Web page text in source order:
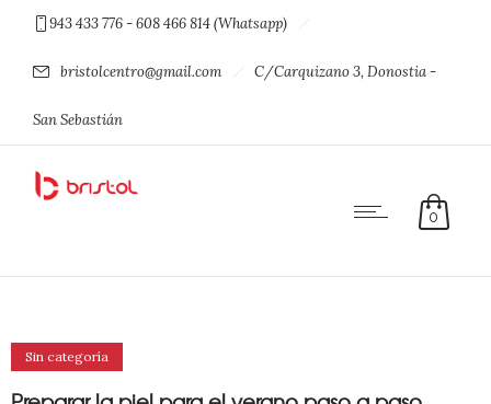
943 433 776 - 608 466 814 (Whatsapp)
bristolcentro@gmail.com C/Carquizano 3, Donostia -
San Sebastián
0
Sin categoría